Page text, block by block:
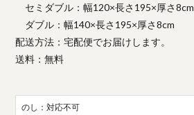
セミダブル：幅120×長さ195×厚さ8cm
ダブル：幅140×長さ195×厚さ8cm
配送方法：宅配便でお届けします。
送料：無料
のし：対応不可